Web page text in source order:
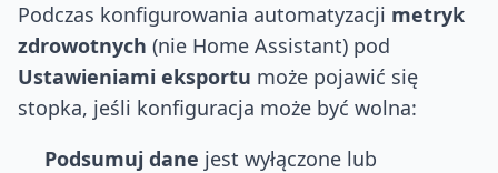
Podczas konfigurowania automatyzacji metryk
zdrowotnych (nie Home Assistant) pod
Ustawieniami eksportu może pojawić się
stopka, jeśli konfiguracja może być wolna:
Podsumuj dane jest wyłączone lub